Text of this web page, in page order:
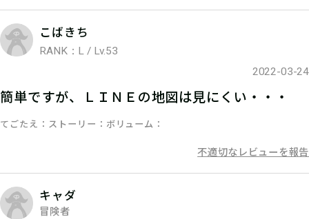
ハンターズヴィレッジの発見報告を行
い、ポイントを獲得しよう！
こばきち
RANK：L / Lv.53
2022-03-24
簡単ですが、ＬＩＮＥの地図は見にくい・・・
てごたえ ストーリー ボリューム
不適切なレビューを報告
キャダ
冒険者